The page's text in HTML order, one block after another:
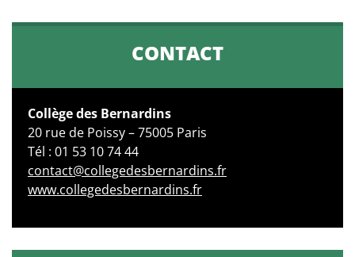
CONTACT
Collège des Bernardins
20 rue de Poissy – 75005 Paris
Tél : 01 53 10 74 44
contact@collegedesbernardins.fr
www.collegedesbernardins.fr